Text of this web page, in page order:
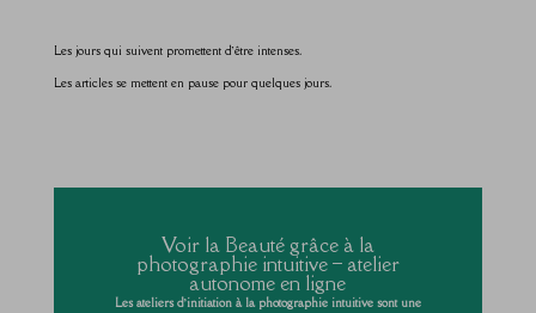
Les jours qui suivent promettent d’être intenses.
Les articles se mettent en pause pour quelques jours.
Voir la Beauté grâce à la
photographie intuitive – atelier
autonome en ligne
Les ateliers d’initiation à la photographie intuitive sont une